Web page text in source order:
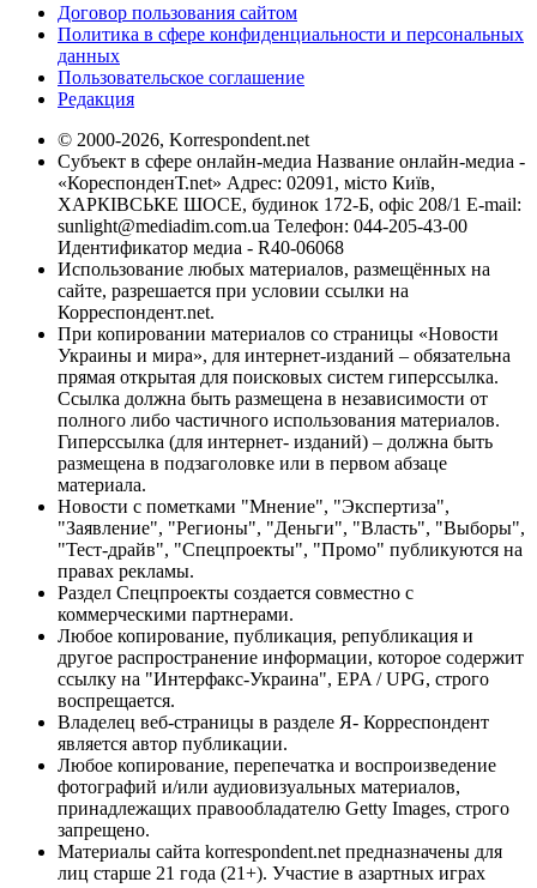
Договор пользования сайтом
Политика в сфере конфиденциальности и персональных
данных
Пользовательское соглашение
Редакция
© 2000-2026, Korrespondent.net
Субъект в сфере онлайн-медиа Название онлайн-медиа -
«КореспонденТ.net» Адрес: 02091, місто Київ,
ХАРКІВСЬКЕ ШОСЕ, будинок 172-Б, офіс 208/1 E-mail:
sunlight@mediadim.com.ua Телефон: 044-205-43-00
Идентификатор медиа - R40-06068
Использование любых материалов, размещённых на
сайте, разрешается при условии ссылки на
Корреспондент.net.
При копировании материалов со страницы «Новости
Украины и мира», для интернет-изданий – обязательна
прямая открытая для поисковых систем гиперссылка.
Ссылка должна быть размещена в независимости от
полного либо частичного использования материалов.
Гиперссылка (для интернет- изданий) – должна быть
размещена в подзаголовке или в первом абзаце
материала.
Новости с пометками "Мнение", "Экспертиза",
"Заявление", "Регионы", "Деньги", "Власть", "Выборы",
"Тест-драйв", "Спецпроекты", "Промо" публикуются на
правах рекламы.
Раздел Спецпроекты создается совместно с
коммерческими партнерами.
Любое копирование, публикация, републикация и
другое распространение информации, которое содержит
ссылку на "Интерфакс-Украина", EPA / UPG, строго
воспрещается.
Владелец веб-страницы в разделе Я- Корреспондент
является автор публикации.
Любое копирование, перепечатка и воспроизведение
фотографий и/или аудиовизуальных материалов,
принадлежащих правообладателю Getty Images, строго
запрещено.
Материалы сайта korrespondent.net предназначены для
лиц старше 21 года (21+). Участие в азартных играх